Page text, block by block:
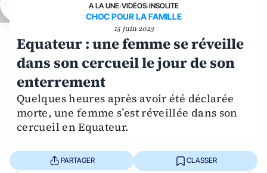
A LA UNE›VIDÉOS›INSOLITE
CHOC POUR LA FAMILLE
15 juin 2023
Equateur : une femme se réveille
dans son cercueil le jour de son
enterrement
Quelques heures après avoir été déclarée
morte, une femme s’est réveillée dans son
cercueil en Equateur.
PARTAGER CLASSER